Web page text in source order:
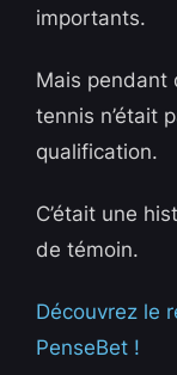
importants.
Mais pendant
tennis n’était
qualification.
C’était une
de témoin.
Découvrez le
PenseBet !